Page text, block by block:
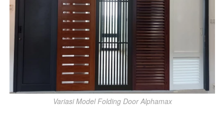
Variasi Model Folding Door Alphamax